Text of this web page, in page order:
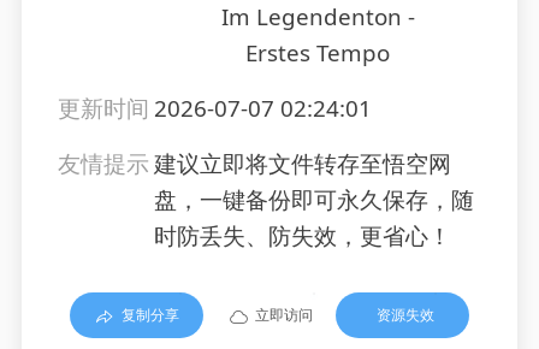
Im Legendenton -
Erstes Tempo
更新时间 2026-07-07 02:24:01
友情提示建议立即将文件转存至悟空网
盘，一键备份即可永久保存，随
时防丢失、防失效，更省心！
复制分享 立即访问 资源失效